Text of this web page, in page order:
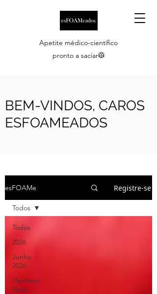
Apetite médico-científico
pronto a saciar🥼
BEM-VINDOS, CAROS
ESFOAMEADOS
esFOAMe Registre-se
Todos
2026
Junho
2026
Hipótese
Nula
Todos